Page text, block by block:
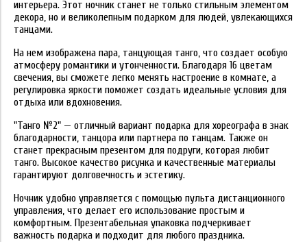
интерьера. Этот ночник станет не только стильным элементом
декора, но и великолепным подарком для людей, увлекающихся
танцами.
На нем изображена пара, танцующая танго, что создает особую
атмосферу романтики и утонченности. Благодаря 16 цветам
свечения, вы сможете легко менять настроение в комнате, а
регулировка яркости поможет создать идеальные условия для
отдыха или вдохновения.
"Танго №2" — отличный вариант подарка для хореографа в знак
благодарности, танцора или партнера по танцам. Также он
станет прекрасным презентом для подруги, которая любит
танго. Высокое качество рисунка и качественные материалы
гарантируют долговечность и эстетику.
Ночник удобно управляется с помощью пульта дистанционного
управления, что делает его использование простым и
комфортным. Презентабельная упаковка подчеркивает
важность подарка и подходит для любого праздника.